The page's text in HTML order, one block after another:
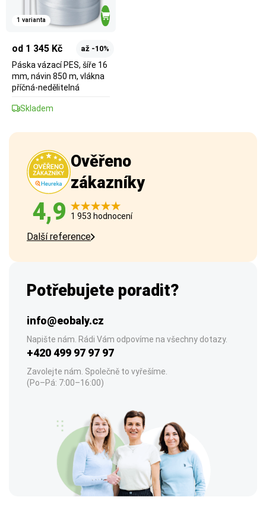
1 varianta
od 1 345 Kč až -10%
Páska vázací PES, šíře 16
mm, návin 850 m, vlákna
příčná-nedělitelná
Skladem
Ověřeno
zákazníky
4,9 1 953 hodnocení
Další reference
Potřebujete poradit?
info@eobaly.cz
Napište nám. Rádi Vám odpovíme na všechny dotazy.
+420 499 97 97 97
Zavolejte nám. Společně to vyřešíme.
(Po–Pá: 7:00–16:00)